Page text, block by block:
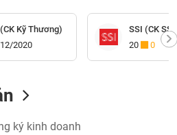
Kỹ Thương)
2020
SSI (CK
20
0
ký kinh doanh